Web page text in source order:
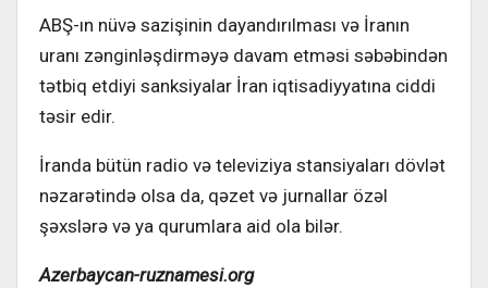
ABŞ-ın nüvə sazişinin dayandırılması və İranın
uranı zənginləşdirməyə davam etməsi səbəbindən
tətbiq etdiyi sanksiyalar İran iqtisadiyyatına ciddi
təsir edir.
İranda bütün radio və televiziya stansiyaları dövlət
nəzarətində olsa da, qəzet və jurnallar özəl
şəxslərə və ya qurumlara aid ola bilər.
Azerbaycan-ruznamesi.org